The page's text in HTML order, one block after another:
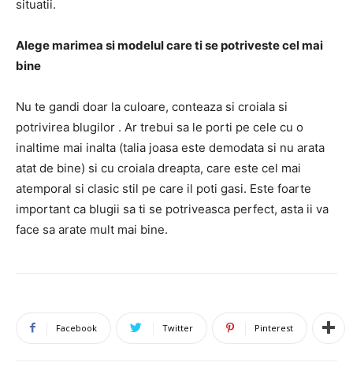
situatii.
Alege marimea si modelul care ti se potriveste cel mai
bine
Nu te gandi doar la culoare, conteaza si croiala si
potrivirea blugilor . Ar trebui sa le porti pe cele cu o
inaltime mai inalta (talia joasa este demodata si nu arata
atat de bine) si cu croiala dreapta, care este cel mai
atemporal si clasic stil pe care il poti gasi. Este foarte
important ca blugii sa ti se potriveasca perfect, asta ii va
face sa arate mult mai bine.
Facebook Twitter Pinterest